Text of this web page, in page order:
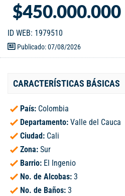
$450.000.000
ID WEB: 1979510
Publicado: 07/08/2026
CARACTERÍSTICAS BÁSICAS
País: Colombia
Departamento: Valle del Cauca
Ciudad: Cali
Zona: Sur
Barrio: El Ingenio
No. de Alcobas: 3
No. de Baños: 3